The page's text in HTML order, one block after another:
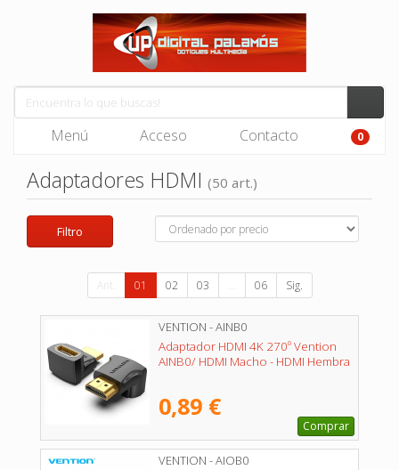
Menú Acceso Contacto 0
Adaptadores HDMI (50 art.)
Filtro
Ant. 01 02 03 ... 06 Sig.
VENTION - AINB0
Adaptador HDMI 4K 270º Vention
AINB0/ HDMI Macho - HDMI Hembra
0,89 €
Comprar
VENTION - AIOB0